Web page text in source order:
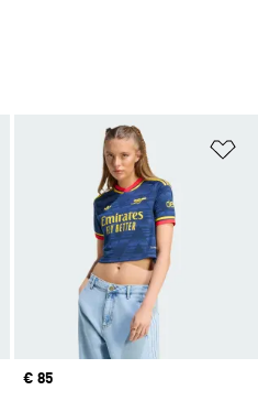
Adicionar à Lista de Desejos
Price
€ 85